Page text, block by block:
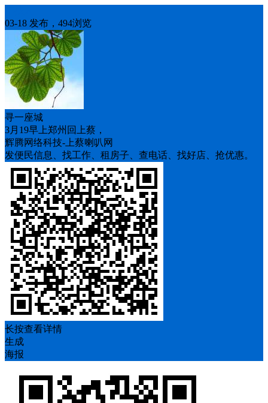
03-18 发布，494浏览
寻一座城
3月19早上郑州回上蔡，
辉腾网络科技-上蔡喇叭网
发便民信息、找工作、租房子、查电话、找好店、抢优惠。
长按查看详情
生成
海报